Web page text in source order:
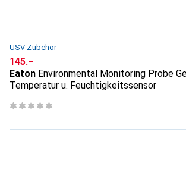
USV Zubehör
CHF
145.–
Eaton Environmental Monitoring Probe
Temperatur u. Feuchtigkeitssensor